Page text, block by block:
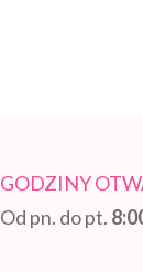
GODZINY
Od pn. do pt.